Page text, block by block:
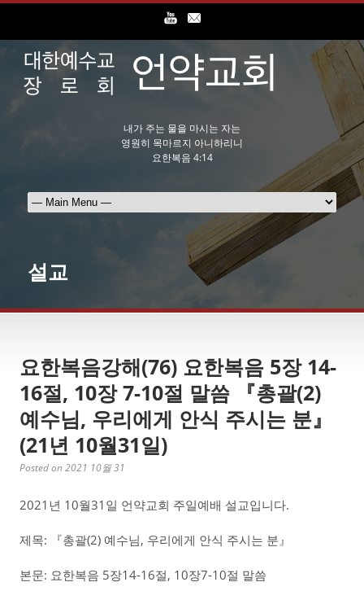
내가 주는 물을 마시는 자는
영원히 목마르지 아니하리니
요한복음 4:14
설교
요한복음강해(76) 요한복음 5장 14-
16절, 10장 7-10절 말씀 『총괄(2)
예수님, 우리에게 안식 주시는 분』
(21년 10월31일)
Posted on 2021 10월 31
2021년 10월31일 언약교회 주일예배 설교입니다.
제목: 『총괄(2) 예수님, 우리에게 안식 주시는 분』
본문: 요한복음 5장14-16절, 10장7-10절 말씀